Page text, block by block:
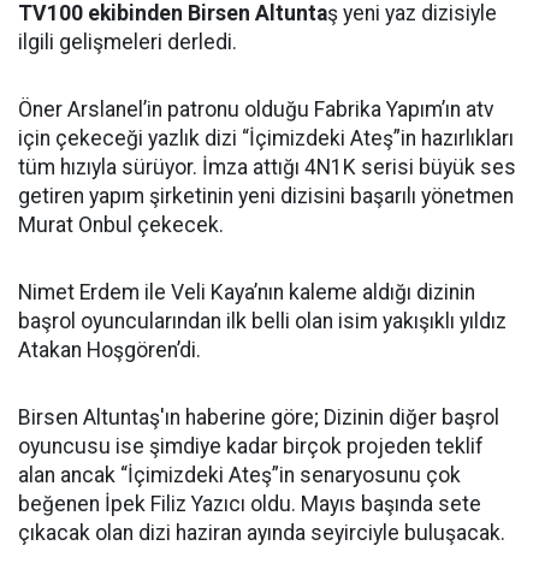
TV100 ekibinden Birsen Altuntaş yeni yaz dizisiyle
ilgili gelişmeleri derledi.
Öner Arslanel’in patronu olduğu Fabrika Yapım’ın atv
için çekeceği yazlık dizi “İçimizdeki Ateş”in hazırlıkları
tüm hızıyla sürüyor. İmza attığı 4N1K serisi büyük ses
getiren yapım şirketinin yeni dizisini başarılı yönetmen
Murat Onbul çekecek.
Nimet Erdem ile Veli Kaya’nın kaleme aldığı dizinin
başrol oyuncularından ilk belli olan isim yakışıklı yıldız
Atakan Hoşgören’di.
Birsen Altuntaş'ın haberine göre; Dizinin diğer başrol
oyuncusu ise şimdiye kadar birçok projeden teklif
alan ancak “İçimizdeki Ateş”in senaryosunu çok
beğenen İpek Filiz Yazıcı oldu. Mayıs başında sete
çıkacak olan dizi haziran ayında seyirciyle buluşacak.